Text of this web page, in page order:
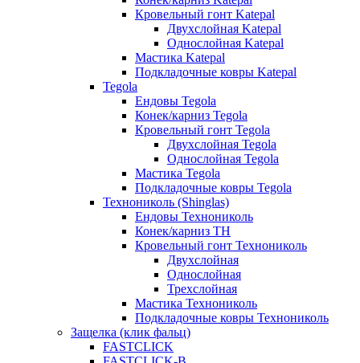
Кровельный гонт Katepal
Двухслойная Katepal
Однослойная Katepal
Мастика Katepal
Подкладочные ковры Katepal
Tegola
Ендовы Tegola
Конек/карниз Tegola
Кровельный гонт Tegola
Двухслойная Tegola
Однослойная Tegola
Мастика Tegola
Подкладочные ковры Tegola
Технониколь (Shinglas)
Ендовы Технониколь
Конек/карниз ТН
Кровельный гонт Технониколь
Двухслойная
Однослойная
Трехслойная
Мастика Технониколь
Подкладочные ковры Технониколь
Защелка (клик фальц)
FASTCLICK